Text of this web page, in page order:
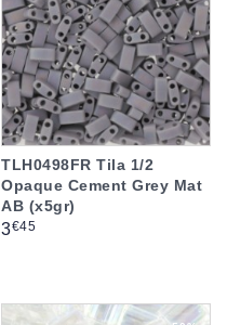
TLH0498FR Tila 1/2
Opaque Cement Grey Mat
AB (x5gr)
Prix
3€45